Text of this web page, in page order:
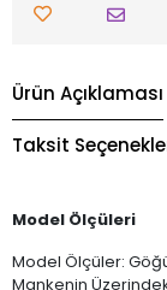
Ürün Açıklaması
Taksit
Model Ölçüleri
Model Ölçüler:
Mankenin